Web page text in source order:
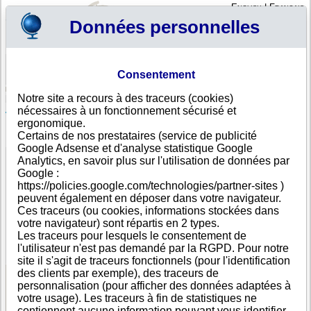
English|Français
Votre panier est vide
Angola >Toutes villes > Lobito
TRIKADUR LDA, Lobito
FICHE ENTREPRISE
Dénomination TRIKADUR LDA
Adresse
Rua 28 Maio
Ville
Lobito
Pays
Angola
Type
d'adresse
Adresse unique
Téléphone
+244 27-------
DUNS®
Number
85-------
Voir les informations disponibles
Données personnelles
Consentement
Notre site a recours à des traceurs (cookies)
nécessaires à un fonctionnement sécurisé et
ergonomique.
Certains de nos prestataires (service de publicité
Google Adsense et d'analyse statistique Google
Analytics, en savoir plus sur l'utilisation de données par
Google :
https://policies.google.com/technologies/partner-sites )
peuvent également en déposer dans votre navigateur.
Ces traceurs (ou cookies, informations stockées dans
votre navigateur) sont répartis en 2 types.
Les traceurs pour lesquels le consentement de
l'utilisateur n'est pas demandé par la RGPD. Pour notre
site il s'agit de traceurs fonctionnels (pour l'identification
des clients par exemple), des traceurs de
personnalisation (pour afficher des données adaptées à
votre usage). Les traceurs à fin de statistiques ne